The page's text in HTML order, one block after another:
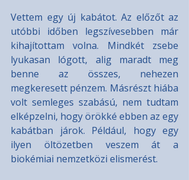
Vettem egy új kabátot. Az előzőt az
utóbbi időben legszívesebben már
kihajítottam volna. Mindkét zsebe
lyukasan lógott, alig maradt meg
benne az összes, nehezen
megkeresett pénzem. Másrészt hiába
volt semleges szabású, nem tudtam
elképzelni, hogy örökké ebben az egy
kabátban járok. Például, hogy egy
ilyen öltözetben veszem át a
biokémiai nemzetközi elismerést.